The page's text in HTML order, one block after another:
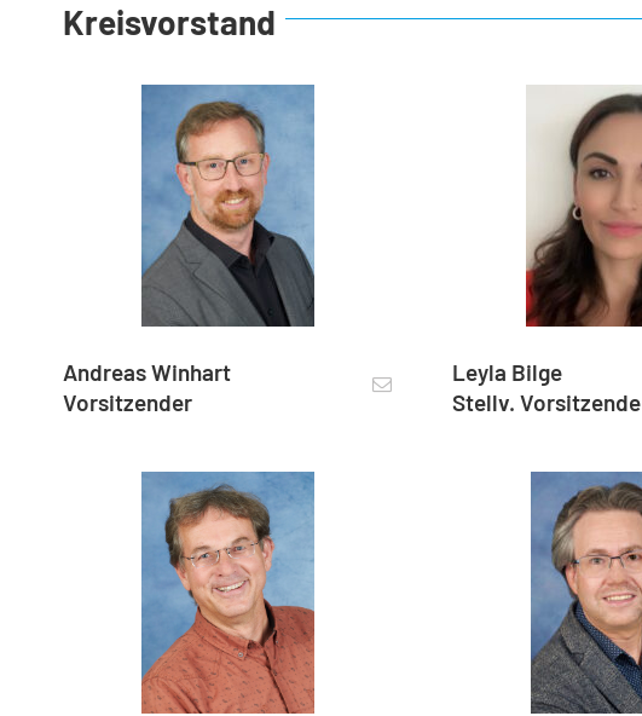
Kreisvorstand
Andreas Winhart
Vorsitzender
Leyla Bilge
Stellv. Vorsitzende